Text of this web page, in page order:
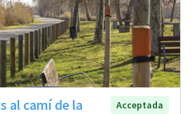
al camí de la
Acceptada